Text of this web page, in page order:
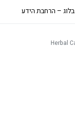
בלוג – הרחבת הידע